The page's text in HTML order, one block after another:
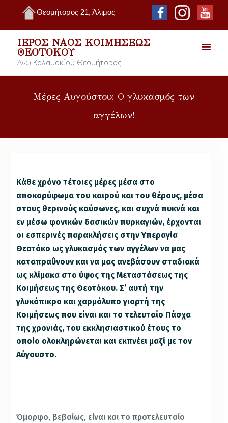
Θεομήτορος 21, Άλιμος
ΙΕΡΌΣ ΝΑΌΣ ΚΟΙΜΉΣΕΩΣ
ΘΕΟΤΌΚΟΥ
Άνω Καλαμακίου Θεομήτορος
Μέρες Αυγούστου: Ο γλυκασμός των
αγγέλων!
Κάθε χρόνο τέτοιες μέρες μέσα στο
αποκορύφωμα του καιρού και του θέρους, μέσα
στους θερινούς καύσωνες, και συχνά πυκνά και
εν μέσω φονικών δασικών πυρκαγιών, έρχονται
οι εσπερινές παρακλήσεις στην Υπεραγία
Θεοτόκο ως γλυκασμός των αγγέλων να μας
καταπραΰνουν και να μας ανεβάσουν σταδιακά
ως κλίμακα στο ύψος της Μεταστάσεως της
Κοιμήσεως της Θεοτόκου. Σ’ αυτή την
γλυκόπικρο και χαρμόλυπο γιορτή της
Κοιμήσεως που είναι και το τελευταίο Πάσχα
της χρονιάς, του εκκλησιαστικού έτους το
οποίο ολοκληρώνεται και εκπνέει μαζί με τον
Αύγουστο.
«Μήτηρ Θεού». Λεπτομέρεια από τη Δέηση
Όμορφο, βεβαίως, είναι και το προτελευταίο